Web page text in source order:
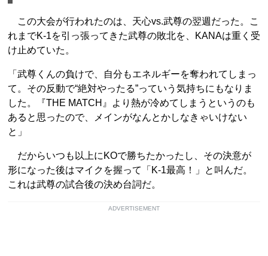
この大会が行われたのは、天心vs.武尊の翌週だった。こ
れまでK-1を引っ張ってきた武尊の敗北を、KANAは重く受
け止めていた。
「武尊くんの負けで、自分もエネルギーを奪われてしまっ
て。その反動で“絶対やったる”っていう気持ちにもなりま
した。『THE MATCH』より熱が冷めてしまうというのも
あると思ったので、メインがなんとかしなきゃいけない
と」
だからいつも以上にKOで勝ちたかったし、その決意が
形になった後はマイクを握って「K-1最高！」と叫んだ。
これは武尊の試合後の決め台詞だ。
ADVERTISEMENT